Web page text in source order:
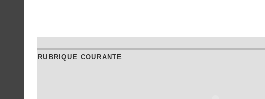
RUBRIQUE COURANTE